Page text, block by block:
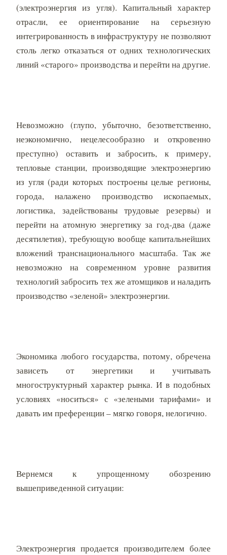
(электроэнергия из угля). Капитальный характер
отрасли, ее ориентирование на серьезную
интегрированность в инфраструктуру не позволяют
столь легко отказаться от одних технологических
линий «старого» производства и перейти на другие.
Невозможно (глупо, убыточно, безответственно,
неэкономично, нецелесообразно и откровенно
преступно) оставить и забросить, к примеру,
тепловые станции, производящие электроэнергию
из угля (ради которых построены целые регионы,
города, налажено производство ископаемых,
логистика, задействованы трудовые резервы) и
перейти на атомную энергетику за год-два (даже
десятилетия), требующую вообще капитальнейших
вложений транснационального масштаба. Так же
невозможно на современном уровне развития
технологий забросить тех же атомщиков и наладить
производство «зеленой» электроэнергии.
Экономика любого государства, потому, обречена
зависеть от энергетики и учитывать
многоструктурный характер рынка. И в подобных
условиях «носиться» с «зелеными тарифами» и
давать им преференции – мягко говоря, нелогично.
Вернемся к упрощенному обозрению
вышеприведенной ситуации:
Электроэнергия продается производителем более